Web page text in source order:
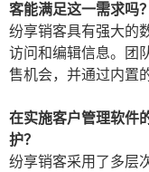
客能满足这一需求吗？
纷享销客具有强大的
访问和编辑信息。团
售机会，并通过内置
在实施客户管理软件
护？
纷享销客采用了多层